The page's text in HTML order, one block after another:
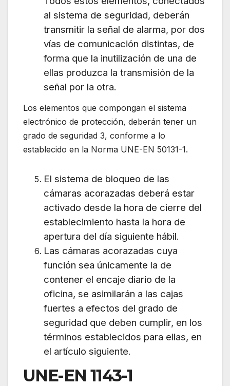
al sistema de seguridad, deberán
transmitir la señal de alarma, por dos
vías de comunicación distintas, de
forma que la inutilización de una de
ellas produzca la transmisión de la
señal por la otra.
Los elementos que compongan el sistema
electrónico de protección, deberán tener un
grado de seguridad 3, conforme a lo
establecido en la Norma UNE-EN 50131-1.
El sistema de bloqueo de las
cámaras acorazadas deberá estar
activado desde la hora de cierre del
establecimiento hasta la hora de
apertura del día siguiente hábil.
Las cámaras acorazadas cuya
función sea únicamente la de
contener el encaje diario de la
oficina, se asimilarán a las cajas
fuertes a efectos del grado de
seguridad que deben cumplir, en los
términos establecidos para ellas, en
el artículo siguiente.
UNE-EN 1143-1